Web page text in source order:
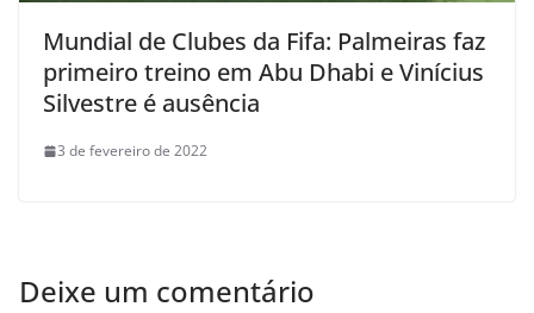
Mundial de Clubes da Fifa: Palmeiras faz
primeiro treino em Abu Dhabi e Vinícius
Silvestre é ausência
3 de fevereiro de 2022
Deixe um comentário